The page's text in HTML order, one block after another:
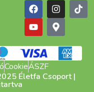
CookieÁSZF
Életfa Csoport |